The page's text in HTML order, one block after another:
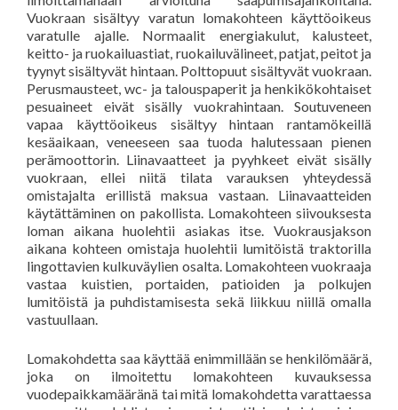
Vuokraan sisältyy varatun lomakohteen käyttöoikeus
varatulle ajalle. Normaalit energiakulut, kalusteet,
keitto- ja ruokailuastiat, ruokailuvälineet, patjat, peitot ja
tyynyt sisältyvät hintaan. Polttopuut sisältyvät vuokraan.
Perusmausteet, wc- ja talouspaperit ja henkikökohtaiset
pesuaineet eivät sisälly vuokrahintaan. Soutuveneen
vapaa käyttöoikeus sisältyy hintaan rantamökeillä
kesäaikaan, veneeseen saa tuoda halutessaan pienen
perämoottorin. Liinavaatteet ja pyyhkeet eivät sisälly
vuokraan, ellei niitä tilata varauksen yhteydessä
omistajalta erillistä maksua vastaan. Liinavaatteiden
käytättäminen on pakollista. Lomakohteen siivouksesta
loman aikana huolehtii asiakas itse. Vuokrausjakson
aikana kohteen omistaja huolehtii lumitöistä traktorilla
lingottavien kulkuväylien osalta. Lomakohteen vuokraaja
vastaa kuistien, portaiden, patioiden ja polkujen
lumitöistä ja puhdistamisesta sekä liikkuu niillä omalla
vastuullaan.
Lomakohdetta saa käyttää enimmillään se henkilömäärä,
joka on ilmoitettu lomakohteen kuvauksessa
vuodepaikkamääränä tai mitä lomakohdetta varattaessa